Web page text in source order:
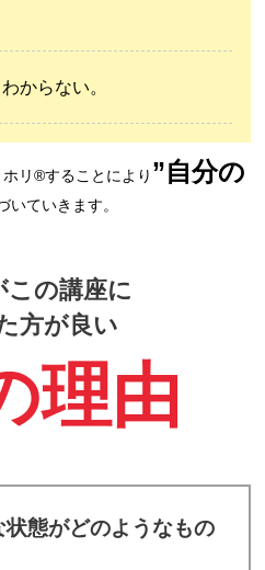
からない。
リ®︎することにより ”自分の
いていきます。
この講座に
方が良い
理由
態がどのようなもの